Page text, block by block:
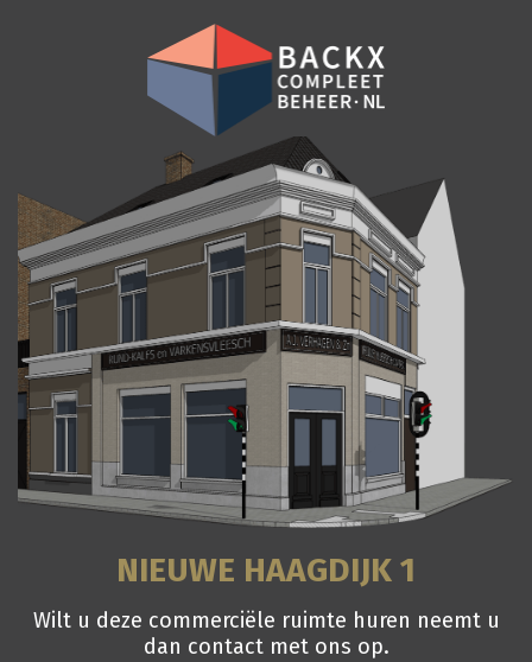
NIEUWE HAAGDIJK 1
Wilt u deze commerciële ruimte huren neemt u
dan contact met ons op.